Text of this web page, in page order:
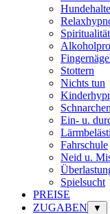
Stottern
Nichts tun
Schnarchen
Ein- u.
Fahrschule
Neid u.
Spielsucht
PREISE
ZUGABEN
▼